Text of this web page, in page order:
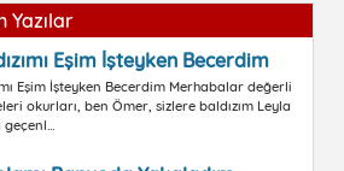
Yazılar
Eşim İşteyken Becerdim
Eşim İşteyken Becerdim Merhabalar değerli
okurları, ben Ömer, sizlere baldızım Leyla